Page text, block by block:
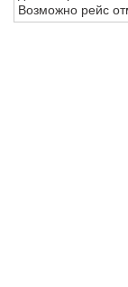
Возможно рейс